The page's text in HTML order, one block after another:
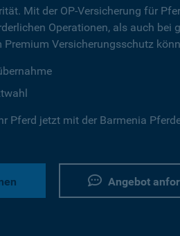
Mit der OP-Versicherung für
Operationen, als auch bei
Versicherungsschutz
Pferd jetzt mit der Barmenia
Angebot